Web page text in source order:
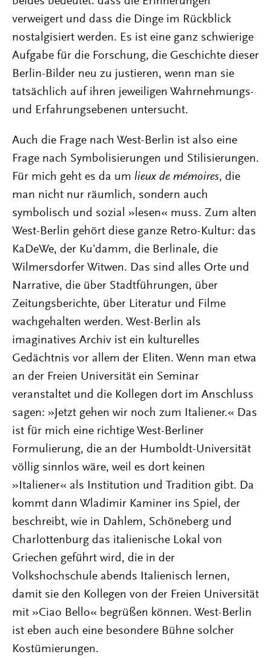
verweigert und dass die Dinge im Rückblick
nostalgisiert werden. Es ist eine ganz schwierige
Aufgabe für die Forschung, die Geschichte dieser
Berlin-Bilder neu zu justieren, wenn man sie
tatsächlich auf ihren jeweiligen Wahrnehmungs-
und Erfahrungsebenen untersucht.
Auch die Frage nach West-Berlin ist also eine
Frage nach Symbolisierungen und Stilisierungen.
Für mich geht es da um lieux de mémoires, die
man nicht nur räumlich, sondern auch
symbolisch und sozial »lesen« muss. Zum alten
West-Berlin gehört diese ganze Retro-Kultur: das
KaDeWe, der Ku’damm, die Berlinale, die
Wilmersdorfer Witwen. Das sind alles Orte und
Narrative, die über Stadtführungen, über
Zeitungsberichte, über Literatur und Filme
wachgehalten werden. West-Berlin als
imaginatives Archiv ist ein kulturelles
Gedächtnis vor allem der Eliten. Wenn man etwa
an der Freien Universität ein Seminar
veranstaltet und die Kollegen dort im Anschluss
sagen: »Jetzt gehen wir noch zum Italiener.« Das
ist für mich eine richtige West-Berliner
Formulierung, die an der Humboldt-Universität
völlig sinnlos wäre, weil es dort keinen
»Italiener« als Institution und Tradition gibt. Da
kommt dann Wladimir Kaminer ins Spiel, der
beschreibt, wie in Dahlem, Schöneberg und
Charlottenburg das italienische Lokal von
Griechen geführt wird, die in der
Volkshochschule abends Italienisch lernen,
damit sie den Kollegen von der Freien Universität
mit »Ciao Bello« begrüßen können. West-Berlin
ist eben auch eine besondere Bühne solcher
Kostümierungen.